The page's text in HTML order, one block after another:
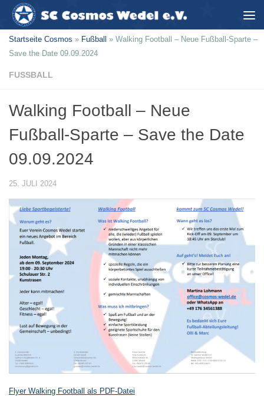
Zum Inhalt springen
Startseite Cosmos » Fußball » Walking Football – Neue Fußball-Sparte –
Save the Date 09.09.2024
FUSSBALL
Walking Football – Neue
Fußball-Sparte – Save the Date
09.09.2024
25. JULI 2024
Flyer Walking Football als PDF-Datei